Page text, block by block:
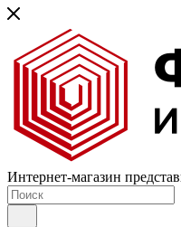
Интернет-магазин